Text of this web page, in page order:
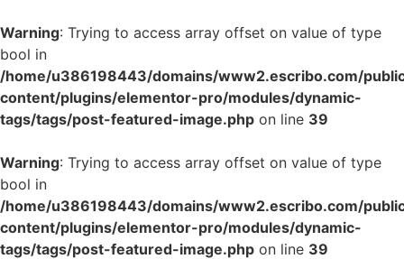
Warning: Trying to access array offset on value of type
bool in
/home/u386198443/domains/www2.escribo.com/
content/plugins/elementor-pro/modules/dynamic-
tags/tags/post-featured-image.php on line 39
Warning: Trying to access array offset on value of type
bool in
/home/u386198443/domains/www2.escribo.com/
content/plugins/elementor-pro/modules/dynamic-
tags/tags/post-featured-image.php on line 39